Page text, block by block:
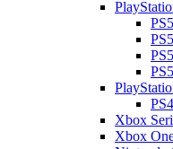
Xbox
Xbox